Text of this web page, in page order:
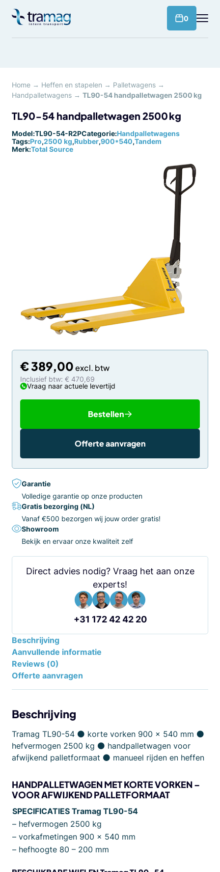
naar
0
Home → Heffen en stapelen → Palletwagens →
Handpalletwagens → TL90-54 handpalletwagen 2500 kg
TL90-54 handpalletwagen 2500 kg
Model:TL90-54-R2PCategorie:Handpalletwagens
Tags:Pro,2500 kg,Rubber,900*540,Tandem
Merk:Total Source
€389,00
Inclusief btw: € 470,69
Vraag naar actuele levertijd
Bestellen
Offerte aanvragen
Garantie
Volledige garantie op onze producten
Gratis bezorging (NL)
Vanaf €500 bezorgen wij jouw order gratis!
Showroom
Bekijk en ervaar onze kwaliteit zelf
Direct advies nodig? Vraag het aan onze
experts!
+31 172 42 42 20
Beschrijving
Aanvullende informatie
Reviews (0)
Offerte aanvragen
Beschrijving
Tramag TL90-54 ⚫ korte vorken 900 x 540 mm ⚫
hefvermogen 2500 kg ⚫ handpalletwagen voor
afwijkend palletformaat ⚫ manueel rijden en heffen
HANDPALLETWAGEN MET KORTE VORKEN –
VOOR AFWIJKEND PALLETFORMAAT
SPECIFICATIES Tramag TL90-54
– hefvermogen 2500 kg
– vorkafmetingen 900 x 540 mm
– hefhoogte 80 – 200 mm